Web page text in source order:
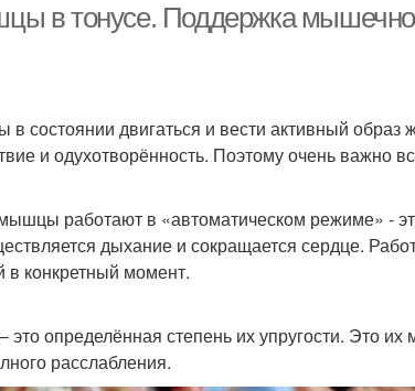
в тонусе. Поддержка
состоянии двигаться и вести активный
и одухотворённость. Поэтому очень важно
работают в «автоматическом режиме» -
дыхание и сокращается сердце.
конкретный момент.
определённая степень их упругости. Это
расслабления.